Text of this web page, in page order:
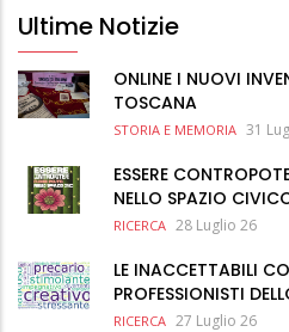
Ultime Notizie
ONLINE I NUOVI
TOSCANA
STORIA E MEMORIA 31
ESSERE
NELLO SPAZIO
RICERCA 28 Luglio 26
LE INACCETTABILI
PROFESSIONISTI
RICERCA 27 Luglio 26